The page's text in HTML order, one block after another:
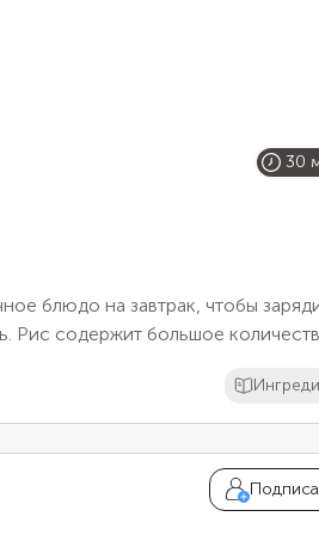
30
блюдо на завтрак, чтобы
Рис содержит большое
обжарки риса. В первом
обжаривают с остальными
рис обжаривается сухим при
зерна не приобретут золотистый
специи и воду.